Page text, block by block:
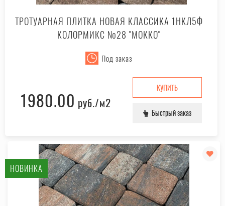
ТРОТУАРНАЯ ПЛИТКА НОВАЯ КЛАССИКА 1НКЛ5Ф
КОЛОРМИКС №28 "МОККО"
Под заказ
1980.00 руб./м2
КУПИТЬ
Быстрый заказ
НОВИНКА